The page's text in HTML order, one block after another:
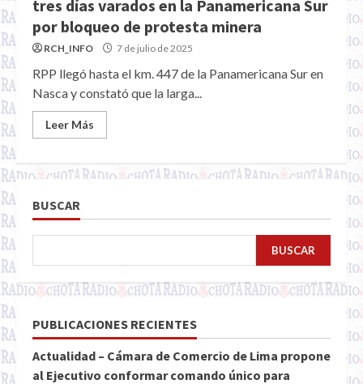
tres días varados en la Panamericana Sur
por bloqueo de protesta minera
RCH_INFO 7 de julio de 2025
RPP llegó hasta el km. 447 de la Panamericana Sur en
Nasca y constató que la larga...
Leer Más
BUSCAR
BUSCAR
PUBLICACIONES RECIENTES
Actualidad – Cámara de Comercio de Lima propone
al Ejecutivo conformar comando único para